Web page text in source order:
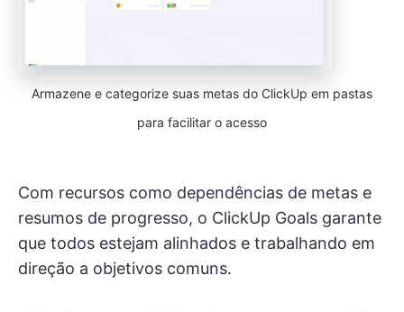
Armazene e categorize suas metas do ClickUp em pastas
para facilitar o acesso
Com recursos como dependências de metas e
resumos de progresso, o ClickUp Goals garante
que todos estejam alinhados e trabalhando em
direção a objetivos comuns.